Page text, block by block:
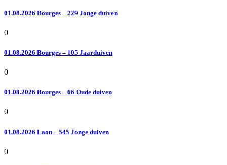
01.08.2026 Bourges – 229 Jonge duiven
0
01.08.2026 Bourges – 105 Jaarduiven
0
01.08.2026 Bourges – 66 Oude duiven
0
01.08.2026 Laon – 545 Jonge duiven
0